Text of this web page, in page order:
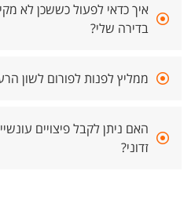
איך כדאי לפעול כששכן לא
בדירה שלי?
ממליץ לפנות לפורום לשון
האם ניתן לקבל פיצויים
זדוני?